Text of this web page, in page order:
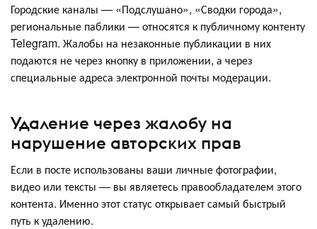
Городские каналы — «Подслушано», «Сводки города»,
региональные паблики — относятся к публичному контенту
Telegram. Жалобы на незаконные публикации в них
подаются не через кнопку в приложении, а через
специальные адреса электронной почты модерации.
Удаление через жалобу на
нарушение авторских прав
Если в посте использованы ваши личные фотографии,
видео или тексты — вы являетесь правообладателем этого
контента. Именно этот статус открывает самый быстрый
путь к удалению.